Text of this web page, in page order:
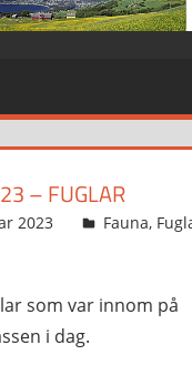
– FUGLAR
2023 Svein
Fauna,
som var innom på
i dag.